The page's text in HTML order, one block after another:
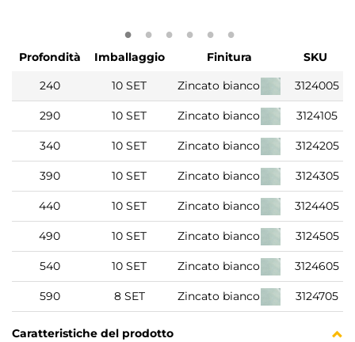
Profondità Imballaggio Finitura
SKU
240
10 SET Zincato bianco 3124005
290 10 SET Zincato bianco 3124105
340 10 SET Zincato bianco 3124205
390 10 SET Zincato bianco 3124305
440 10 SET Zincato bianco 3124405
490 10 SET Zincato bianco 3124505
540 10 SET Zincato bianco 3124605
590 8 SET Zincato bianco 3124705
Caratteristiche del prodotto